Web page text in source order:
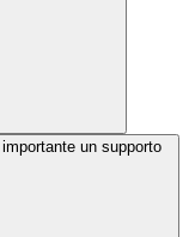
un supporto